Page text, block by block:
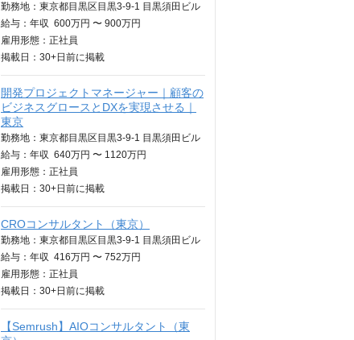
勤務地：東京都目黒区目黒3-9-1 目黒須田ビル
給与： 年収 600万円 〜 900万円
雇用形態：正社員
掲載日： 30+日 前に掲載
開発プロジェクトマネージャー｜顧客の
ビジネスグロースとDXを実現させる｜
東京
勤務地：東京都目黒区目黒3-9-1 目黒須田ビル
給与： 年収 640万円 〜 1120万円
雇用形態：正社員
掲載日： 30+日 前に掲載
CROコンサルタント（東京）
勤務地：東京都目黒区目黒3-9-1 目黒須田ビル
給与： 年収 416万円 〜 752万円
雇用形態：正社員
掲載日： 30+日 前に掲載
【Semrush】AIOコンサルタント（東